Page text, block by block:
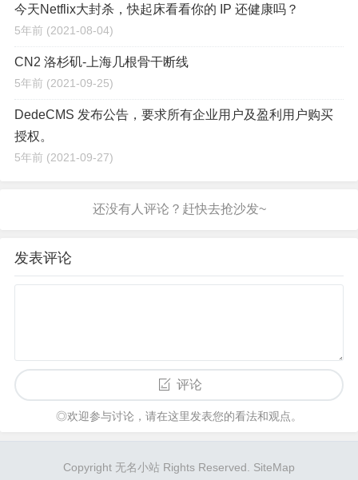
今天Netflix大封杀，快起床看看你的 IP 还健康吗？
5年前 (2021-08-04)
CN2 洛杉矶-上海几根骨干断线
5年前 (2021-09-25)
DedeCMS 发布公告，要求所有企业用户及盈利用户购买
授权。
5年前 (2021-09-27)
发表评论
评论
◎欢迎参与讨论，请在这里发表您的看法和观点。
Copyright 无名小站 Rights Reserved. SiteMap